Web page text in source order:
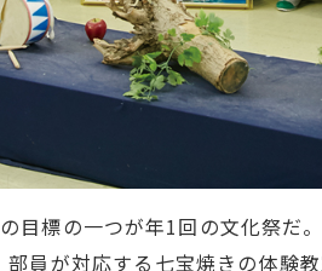
目標の一つが年1回の文化祭だ
員が対応する七宝焼きの体験